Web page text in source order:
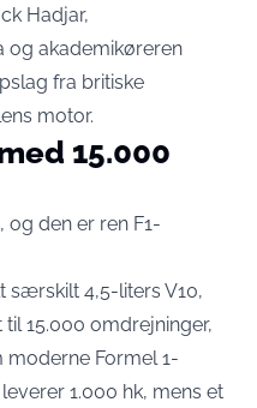
Hadjar,
og akademikøreren
fra britiske
motor.
15.000
den er ren F1-
særskilt 4,5-liters V10,
15.000 omdrejninger,
moderne Formel 1-
1.000 hk, mens et